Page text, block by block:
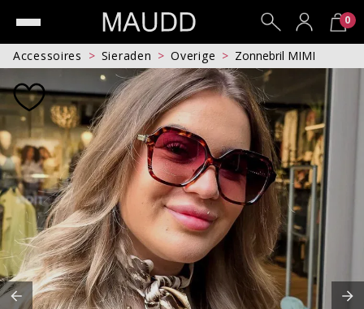
0
Accessoires Sieraden Overige Zonnebril MIMI